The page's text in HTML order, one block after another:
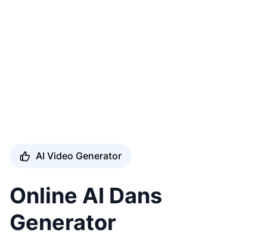
AI Video Generator
Online AI Dans
Generator